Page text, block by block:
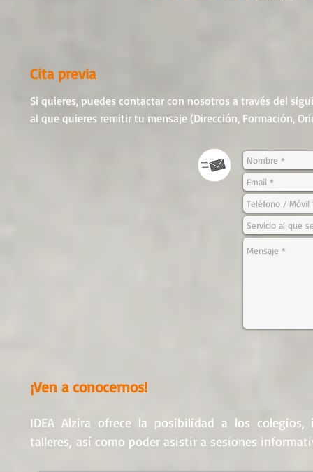
Cita previa
Si quieres, puedes contactar con nosotros a través del
al que quieres remitir tu mensaje (Dirección, Formación,
¡Ven a conocernos!
IDEA Alzira ofrece la posibilidad a los
talleres, así como poder asistir a sesiones